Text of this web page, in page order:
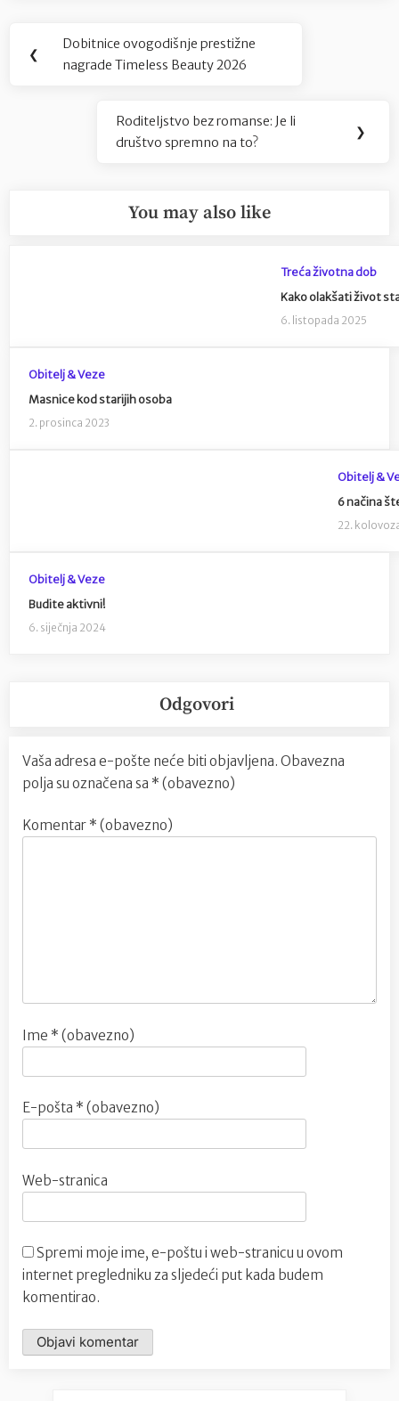
Navigacija
objava
❮
Previous
Post:
Dobitnice ovogodišnje prestižne
nagrade Timeless Beauty 2026
Next
Post:
Roditeljstvo bez romanse: Je li
društvo spremno na to?
❯
You may also like
Treća životna dob
Kako olakšati život
6. listopada 2025
Obitelj & Veze
Masnice kod starijih osoba
2. prosinca 2023
Obitelj &
6 načina
22.
Obitelj & Veze
Budite aktivni!
6. siječnja 2024
Odgovori
Vaša adresa e-pošte neće biti objavljena. Obavezna
polja su označena sa * (obavezno)
Komentar * (obavezno)
Ime * (obavezno)
E-pošta * (obavezno)
Web-stranica
Spremi moje ime, e-poštu i web-stranicu u ovom
internet pregledniku za sljedeći put kada budem
komentirao.